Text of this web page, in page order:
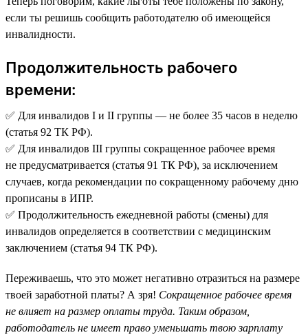
если ты решишь сообщить работодателю об имеющейся
инвалидности.
Продолжительность рабочего
времени:
✅ Для инвалидов I и II группы — не более 35 часов в неделю
(статья 92 ТК РФ).
✅ Для инвалидов III группы сокращенное рабочее время
не предусматривается (статья 91 ТК РФ), за исключением
случаев, когда рекомендации по сокращенному рабочему дню
прописаны в ИПР.
✅ Продолжительность ежедневной работы (смены) для
инвалидов определяется в соответствии с медицинским
заключением (статья 94 ТК РФ).
Переживаешь, что это может негативно отразиться на размере
твоей заработной платы? А зря! Сокращенное рабочее время
не влияет на размер оплаты труда. Таким образом,
работодатель не имеет право уменьшать твою зарплату